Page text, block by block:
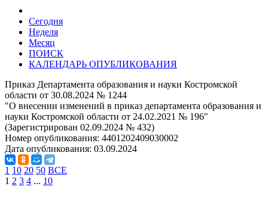
Сегодня
Неделя
Месяц
ПОИСК
КАЛЕНДАРЬ ОПУБЛИКОВАНИЯ
Приказ Департамента образования и науки Костромской
области от 30.08.2024 № 1244
"О внесении изменений в приказ департамента образования и
науки Костромской области от 24.02.2021 № 196"
(Зарегистрирован 02.09.2024 № 432)
Номер опубликования: 4401202409030002
Дата опубликования: 03.09.2024
1 10 20 50 ВСЕ
1 2 3 4 ... 10